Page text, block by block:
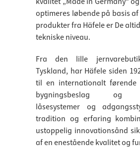
optimeres løbende på basis af
produkter fra Häfele er De
tekniske niveau.
Fra den lille
Tyskland, har Häfele siden
til en internationalt førende
bygningsbeslag og
låsesystemer og
tradition og erfaring
ustoppelig innovationsånd
af en enestående kvalitet og